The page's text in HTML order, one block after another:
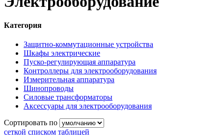
Категория
Защитно-коммутационные устройства
Шкафы электрические
Пуско-регулирующая аппаратура
Контроллеры для электрооборудования
Измерительная аппаратура
Шинопроводы
Силовые трансформаторы
Аксессуары для электрооборудования
Сортировать по
сеткой списком таблицей